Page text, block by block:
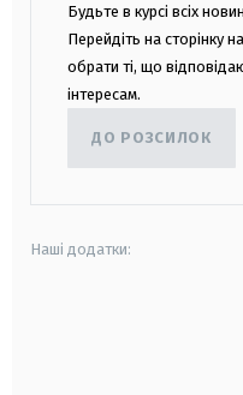
Будьте в курсі всіх
Перейдіть на сторінку
обрати ті, що
інтересам.
ДО РОЗСИЛОК
Наші додатки: